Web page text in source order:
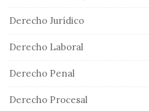
Derecho Jurídico
Derecho Laboral
Derecho Penal
Derecho Procesal